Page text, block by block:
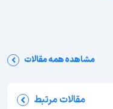
مشاهده همه مقالات
مقالات مرتبط